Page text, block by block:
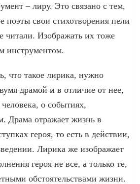
– лиру. Это связано с тем,
поэты свои стихотворения пели
читали. Изображать их тоже
инструментом.
что такое лирика, нужно
драмой и в отличие от нее,
о событиях,
Драма отражает жизнь в
героя, то есть в действии,
Лирика же изображает
героя не все, а только те,
обстоятельствами жизни.